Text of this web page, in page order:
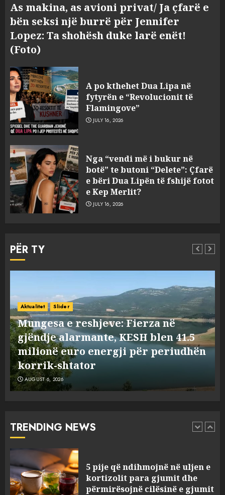
As makina, as avioni privat/ Ja çfarë e
bën seksi një burrë për Jennifer
Lopez: Ta shohësh duke larë enët!
(Foto)
A po kthehet Dua Lipa në
fytyrën e “Revolucionit të
Flamingove”
JULY 16, 2026
Nga “vendi më i bukur në
botë” te butoni “Delete”: Çfarë
e bëri Dua Lipën të fshijë fotot
e Kep Merlit?
JULY 16, 2026
PËR TY
Aktualitet Botë Slider
Vera të rrezikshme: Si po e
ndryshojnë valët e të nxehtit dhe
zjarret jetën në Europë
AUGUST 6, 2026
TRENDING NEWS
3
shkrihen, nisin aksionin
kundër propozimit të
mazhorancës
AUGUST 6, 2026
4
41.5 milionë euro energji për
AUGUST 6, 2026
5
Vera të rrezikshme: Si po e
ndryshojnë valët e të nxehtit
dhe zjarret jetën në Europë
AUGUST 6, 2026
1
Nga pushimet në Dhërmi,
AUGUST 6, 2026
5 pije që ndihmojnë në uljen e
kortizolit para gjumit dhe
përmirësojnë cilësinë e gjumit